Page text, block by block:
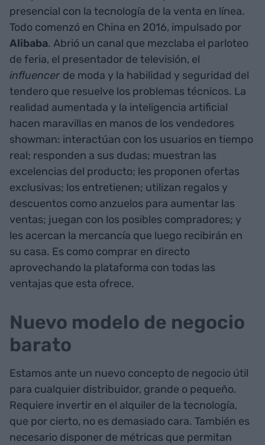
presencial con la tecnología de la venta en línea.
Todo comenzó en China en 2016, impulsado por
Alibaba. Abrió un canal que mezclaba el parloteo
de feria, el presentador de televisión, el
influencer de moda y la habilidad y seguridad del
tendero que resuelve los problemas técnicos. La
realidad aumentada y la inteligencia artificial
hacen maravillas en manos de los vendedores
showman: interactúan con los usuarios en tiempo
real; responden a sus dudas; muestran las
excelencias del producto; les proponen ofertas
exclusivas; los entretienen; utilizan regalos y
descuentos como anzuelos para aumentar las
ventas; juegan con los posibles compradores; y
les acercan la mercancía que luego recibirán en
su casa. Es como comprar en directo
aprovechando la plataforma con todas las
ventajas que esta ofrece.
Nuevo modelo de negocio
barato
Estamos ante un nuevo concepto de negocio útil
para cualquier distribuidor, grande o pequeño.
Requiere invertir en el alquiler de la tecnología,
que por cierto, no es demasiado cara. También es
necesario disponer de métricas que permitan